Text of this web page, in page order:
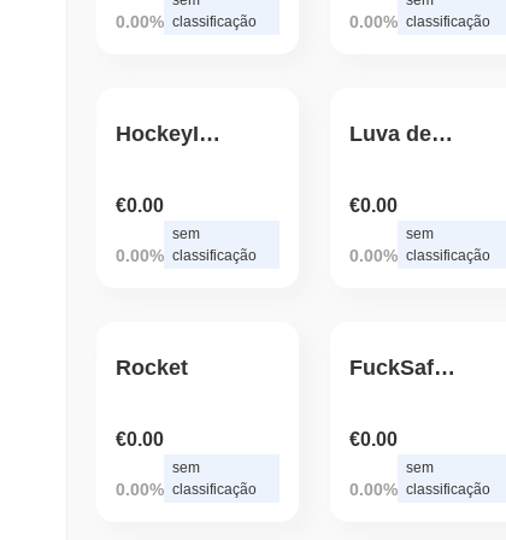
0.00% classificação
0.00% classificação
HockeyInu
€0.00
0.00%
sem
classificação
Luva de Pedreiro Inu
€0.00
0.00%
sem
classificação
Rocket
€0.00
0.00%
sem
classificação
FuckSafemoon
€0.00
0.00%
sem
classificação